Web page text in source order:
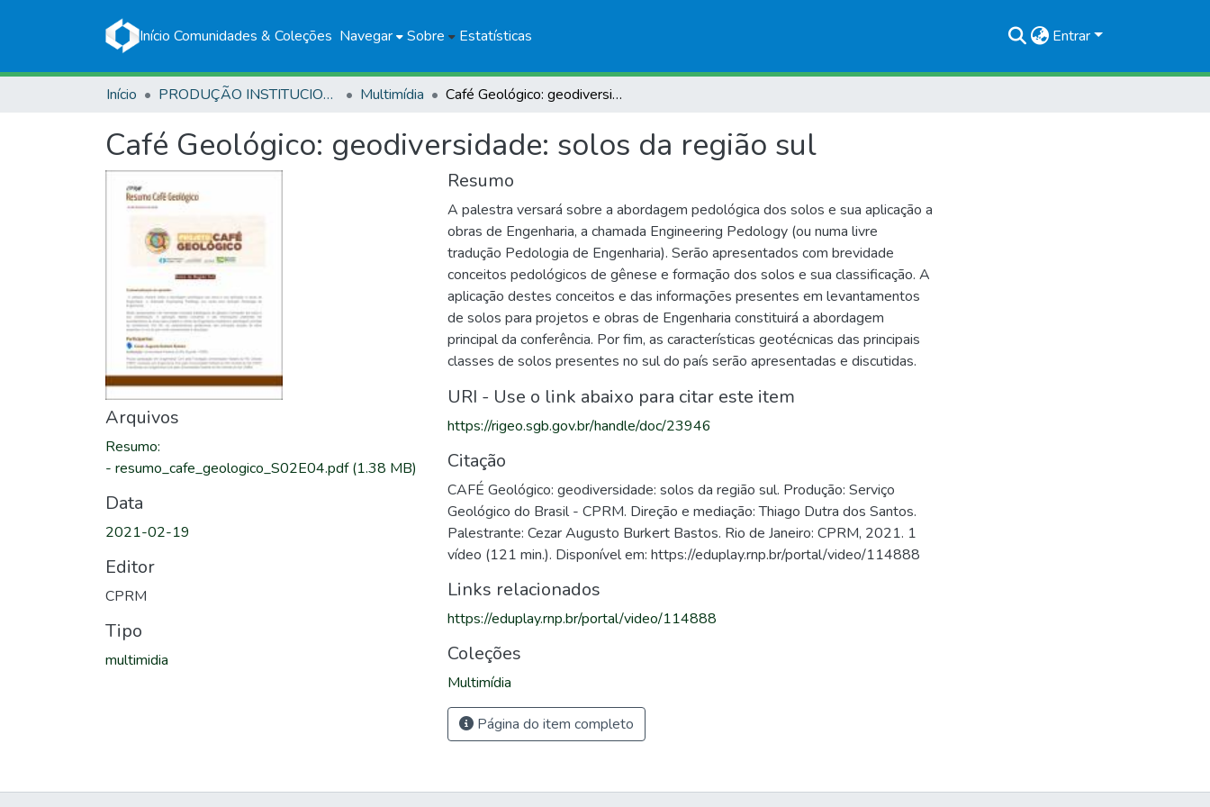
Início Comunidades & Coleções Navegar Sobre Estatísticas Entrar
Início PRODUÇÃO INSTITUCIONAL Multimídia Café Geológico: geodiversidade: solos da região sul
Café Geológico: geodiversidade: solos da região sul
Arquivos
Resumo:
- resumo_cafe_geologico_S02E04.pdf(1.38 MB)
Data
2021-02-19
Editor
CPRM
Tipo
multimidia
Resumo
A palestra versará sobre a abordagem pedológica dos solos e sua aplicação a
obras de Engenharia, a chamada Engineering Pedology (ou numa livre
tradução Pedologia de Engenharia). Serão apresentados com brevidade
conceitos pedológicos de gênese e formação dos solos e sua classificação. A
aplicação destes conceitos e das informações presentes em levantamentos
de solos para projetos e obras de Engenharia constituirá a abordagem
principal da conferência. Por fim, as características geotécnicas das principais
classes de solos presentes no sul do país serão apresentadas e discutidas.
URI - Use o link abaixo para citar este item
https://rigeo.sgb.gov.br/handle/doc/23946
Citação
CAFÉ Geológico: geodiversidade: solos da região sul. Produção: Serviço
Geológico do Brasil - CPRM. Direção e mediação: Thiago Dutra dos Santos.
Palestrante: Cezar Augusto Burkert Bastos. Rio de Janeiro: CPRM, 2021. 1
vídeo (121 min.). Disponível em: https://eduplay.rnp.br/portal/video/114888
Links relacionados
https://eduplay.rnp.br/portal/video/114888
Coleções
Multimídia
Página do item completo